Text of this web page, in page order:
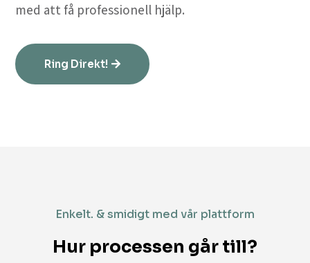
med att få professionell hjälp.
Ring Direkt!
Enkelt. & smidigt med vår plattform
Hur processen går till?